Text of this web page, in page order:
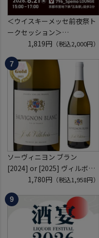
＜ウイスキーメッセ前夜祭ト
ークセッション＞
8月21日(金)15:00～17:00京都
開催
クレジットカード決済のみ
1,819円（税込2,000円）
ソーヴィニヨン ブラン
[2024] or [2025] ヴィルボワ
750ml フランス ロワール 辛
口 白ワイン 浜運A
1,780円（税込1,958円）